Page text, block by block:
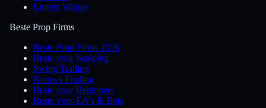
Embed Widget
Beste Prop Firms
Beste Prop Firms 2026
Beste voor Scalping
Swing Trading
Nieuws Trading
Beste voor Beginners
Beste voor EA's & Bots